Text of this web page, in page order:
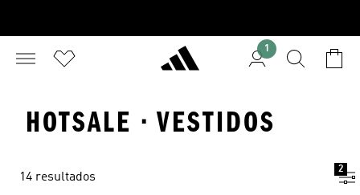
1
HOTSALE · VESTIDOS
14 resultados
2